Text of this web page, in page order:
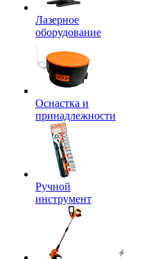
Лазерное
оборудование
Оснастка и
принадлежности
Ручной
инструмент